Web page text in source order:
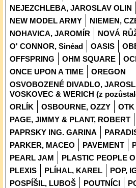
NEJEZCHLEBA, JAROSLAV OLIN
NEW MODEL ARMY
NIEMEN,
NOHAVICA, JAROMÍR
NOVÁ
O' CONNOR, Sinéad
OASIS
OFFSPRING
OHM SQUARE
ONCE UPON A TIME
OREGON
OSVOBOZENÉ DIVADLO,
VOSKOVEC & WERICH (z
ORLÍK
OSBOURNE, OZZY
OTK
PAGE, JIMMY & PLANT, ROBERT
PAPRSKY ING. GARINA
PARKER, MACEO
PAVEMENT
PEARL JAM
PLASTIC PEOPLE
PLEXIS
PLÍHAL, KAREL
POP,
POSPÍŠIL, LUBOŠ
POUTNÍCI